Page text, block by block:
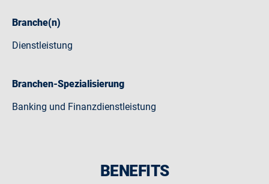
Branche(n)
Dienstleistung
Branchen-Spezialisierung
Banking und Finanzdienstleistung
BENEFITS